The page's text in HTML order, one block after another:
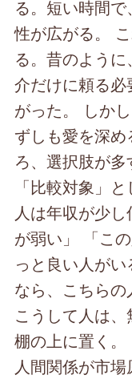
る。短い時間
性が広がる。
る。昔のよう
介だけに頼る
がった。 しか
ずしも愛を深
ろ、選択肢が
「比較対象」
人は年収が少
が弱い」 「こ
っと良い人が
なら、こちらの
こうして人は
棚の上に置く
人間関係が市